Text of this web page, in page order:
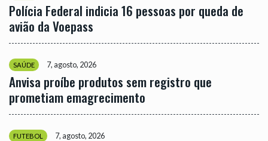
Polícia Federal indicia 16 pessoas por queda de
avião da Voepass
SAÚDE 7, agosto, 2026
Anvisa proíbe produtos sem registro que
prometiam emagrecimento
FUTEBOL 7, agosto, 2026